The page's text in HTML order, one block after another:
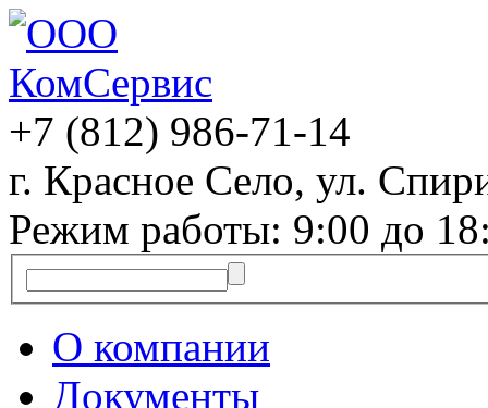
+7 (812) 986-71-14
г. Красное Село, ул.
Режим работы: 9:00 до
О компании
Документы